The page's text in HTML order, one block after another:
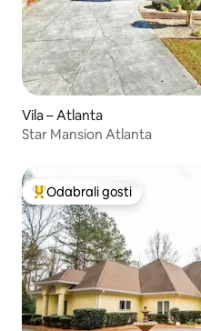
Vila – Atlanta
Star Mansion Atlanta
Među najviše rangiranima
Odabrali gosti